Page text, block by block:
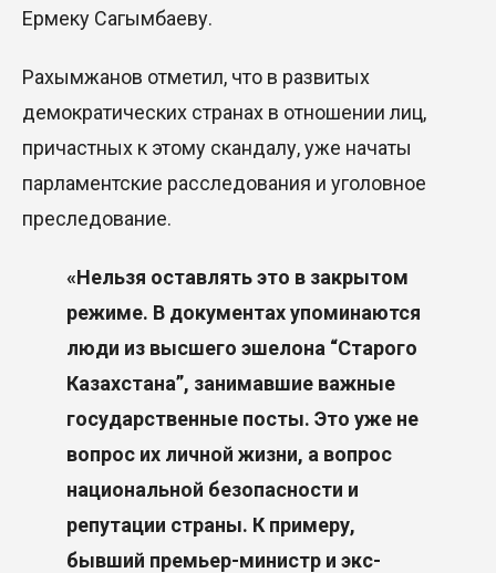
Ермеку Сагымбаеву.
Рахымжанов отметил, что в развитых
демократических странах в отношении лиц,
причастных к этому скандалу, уже начаты
парламентские расследования и уголовное
преследование.
«Нельзя оставлять это в закрытом
режиме. В документах упоминаются
люди из высшего эшелона “Старого
Казахстана”, занимавшие важные
государственные посты. Это уже не
вопрос их личной жизни, а вопрос
национальной безопасности и
репутации страны. К примеру,
бывший премьер-министр и экс-